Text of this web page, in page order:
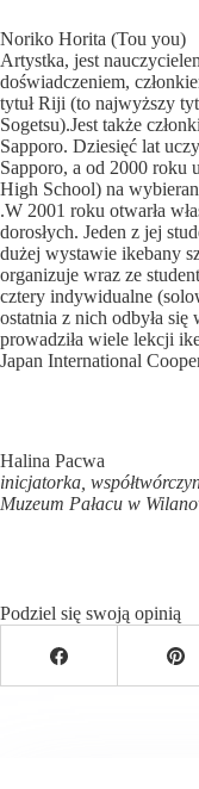
Noriko Horita (Tou you)
Artystka, jest
doświadczeniem,
tytuł Riji (to najwyższy
Sogetsu).Jest także
Sapporo. Dziesięć lat
Sapporo, a od 2000 roku
High School) na
.W 2001 roku otwarła
dorosłych. Jeden z jej
dużej wystawie ikebany
organizuje wraz ze
cztery indywidualne
ostatnia z nich odbyła
prowadziła wiele lekcji
Japan International
Halina Pacwa
inicjatorka,
Muzeum Pałacu w
Podziel się swoją opinią